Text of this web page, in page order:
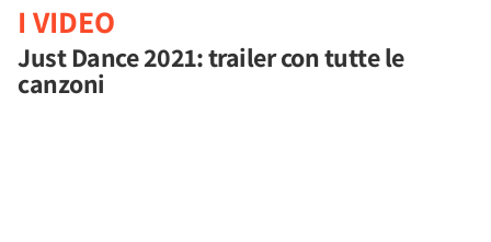
I VIDEO
Just Dance 2021: trailer con tutte le
canzoni